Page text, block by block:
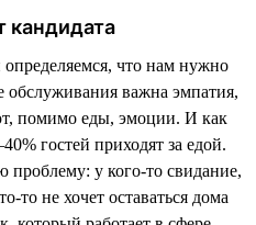
кандидата
что нам нужно
обслуживания важна эмпатия,
помимо еды, эмоции. И как
гостей приходят за едой.
у кого-то свидание,
то не хочет оставаться дома